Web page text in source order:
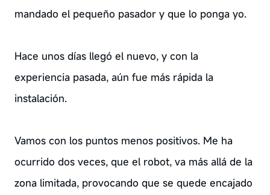
mandado el pequeño pasador y que lo ponga yo.
Hace unos días llegó el nuevo, y con la
experiencia pasada, aún fue más rápida la
instalación.
Vamos con los puntos menos positivos. Me ha
ocurrido dos veces, que el robot, va más allá de la
zona limitada, provocando que se quede encajado